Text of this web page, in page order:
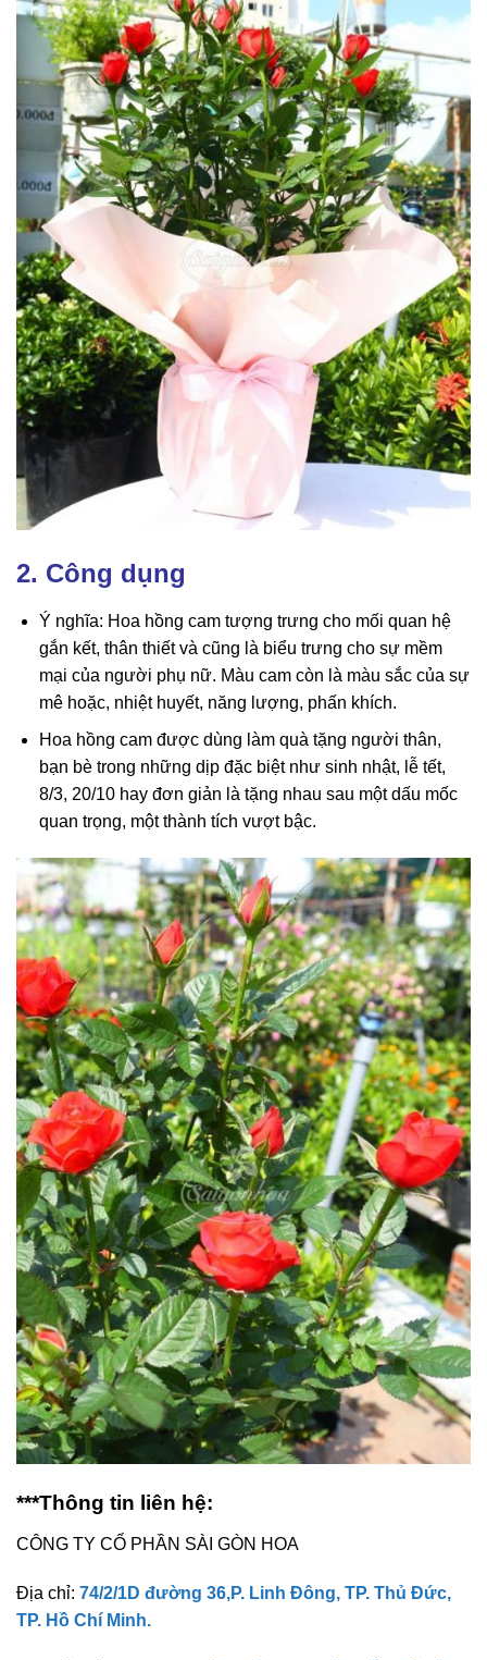
2. Công dụng
Ý nghĩa: Hoa hồng cam tượng trưng cho mối quan hệ
gắn kết, thân thiết và cũng là biểu trưng cho sự mềm
mại của người phụ nữ. Màu cam còn là màu sắc của sự
mê hoặc, nhiệt huyết, năng lượng, phấn khích.
Hoa hồng cam được dùng làm quà tặng người thân,
bạn bè trong những dịp đặc biệt như sinh nhật, lễ tết,
8/3, 20/10 hay đơn giản là tặng nhau sau một dấu mốc
quan trọng, một thành tích vượt bậc.
***Thông tin liên hệ:
CÔNG TY CỔ PHẦN SÀI GÒN HOA
Địa chỉ: 74/2/1D đường 36,P. Linh Đông, TP. Thủ Đức,
TP. Hồ Chí Minh.